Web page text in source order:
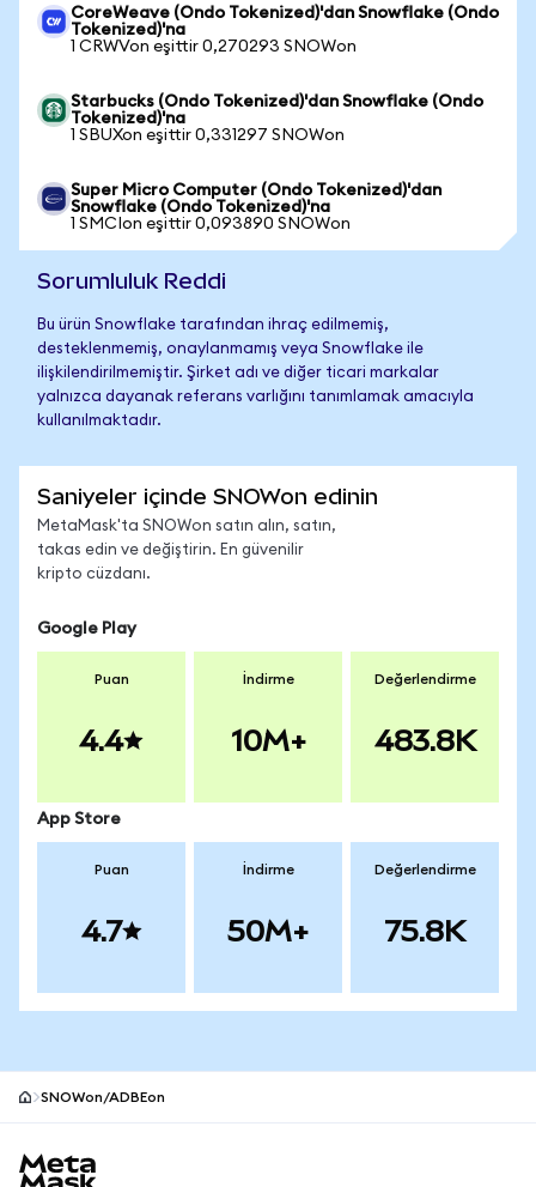
CoreWeave (Ondo Tokenized)'dan Snowflake (Ondo
Tokenized)'na
1 CRWVon eşittir 0,270293 SNOWon
Starbucks (Ondo Tokenized)'dan Snowflake (Ondo
Tokenized)'na
1 SBUXon eşittir 0,331297 SNOWon
Super Micro Computer (Ondo Tokenized)'dan
Snowflake (Ondo Tokenized)'na
1 SMCIon eşittir 0,093890 SNOWon
Sorumluluk Reddi
Bu ürün Snowflake tarafından ihraç edilmemiş,
desteklenmemiş, onaylanmamış veya Snowflake ile
ilişkilendirilmemiştir. Şirket adı ve diğer ticari markalar
yalnızca dayanak referans varlığını tanımlamak amacıyla
kullanılmaktadır.
Saniyeler içinde SNOWon edinin
MetaMask'ta SNOWon satın alın, satın,
takas edin ve değiştirin. En güvenilir
kripto cüzdanı.
Google Play
Puan
4.4
İndirme
10M+
Değerlendirme
483.8K
App Store
Puan
4.7
İndirme
50M+
Değerlendirme
75.8K
SNOWon/ADBEon